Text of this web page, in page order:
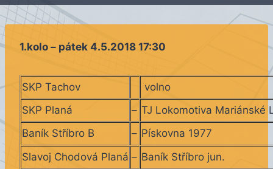
1.kolo – pátek 4.5.2018 17:30
SKP Tachov
volno
SKP Planá
– TJ Lokomotiva Mariánské
Baník Stříbro B
– Pískovna 1977
Slavoj Chodová Planá – Baník Stříbro jun.